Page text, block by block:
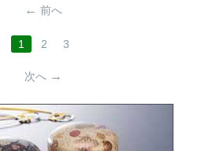
前へ
1 2 3
次へ